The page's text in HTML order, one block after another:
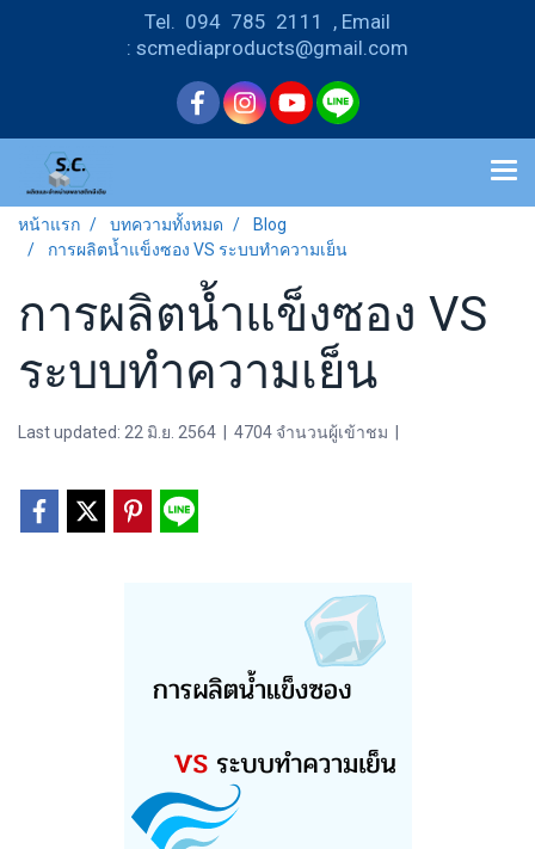
Tel. 094 785 2111 , Email
: scmediaproducts@gmail.com
หน้าแรก บทความทั้งหมด
Blog
การผลิตน้ำแข็งซอง VS ระบบทำความเย็น
การผลิตน้ำแข็งซอง VS
ระบบทำความเย็น
Last updated: 22 มิ.ย. 2564 4704 จำนวนผู้เข้าชม